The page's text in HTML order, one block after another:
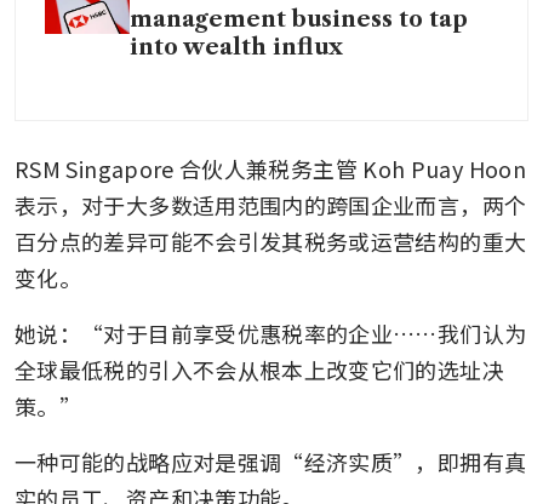
management business to tap
into wealth influx
RSM Singapore 合伙人兼税务主管 Koh Puay Hoon
表示，对于大多数适用范围内的跨国企业而言，两个
百分点的差异可能不会引发其税务或运营结构的重大
变化。
她说：“对于目前享受优惠税率的企业……我们认为
全球最低税的引入不会从根本上改变它们的选址决
策。”
一种可能的战略应对是强调“经济实质”，即拥有真